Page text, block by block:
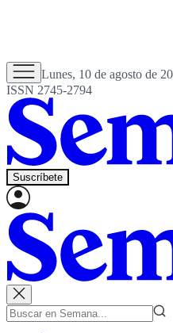
Lunes, 10 de agosto de
ISSN 2745-2794
Suscríbete